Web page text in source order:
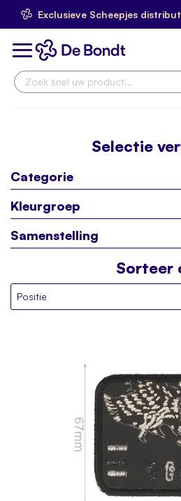
Exclusieve Scheepjes
Ga
naar
de
Toggle
Selectie
Categorie
Kleurgroep
Samenstelling
Sorteer